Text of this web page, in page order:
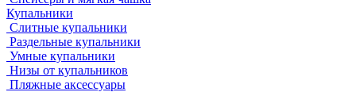
Купальники
Слитные купальники
Раздельные купальники
Умные купальники
Низы от купальников
Пляжные аксессуары